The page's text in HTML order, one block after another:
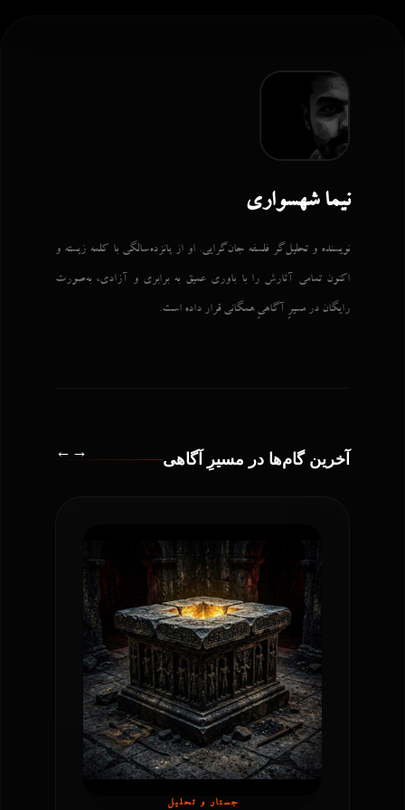
نیما شهسواری
نویسنده و تحلیل‌گر فلسفه جان‌گرایی. او از پانزده‌سالگی با کلمه زیسته و
اکنون تمامی آثارش را با باوری عمیق به برابری و آزادی، به‌صورت
رایگان در مسیرِ آگاهیِ همگانی قرار داده است.
آخرین گام‌ها در مسیرِ آگاهی →
←
تازه‌ترین کتاب
جستار و تحلیل
روایتِ شنیداری
دفتر شعر